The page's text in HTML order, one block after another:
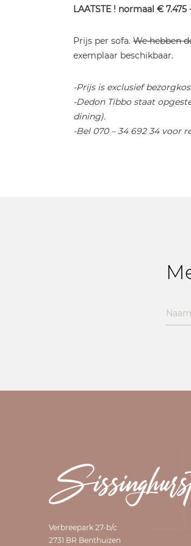
LAATSTE ! normaal €
Prijs per sofa. We hebben
exemplaar beschikbaar.
-Prijs is exclusief
-Dedon Tibbo staat
dining).
-Bel 070 – 34 692 34 voor
Verbreepark 27-b/c
2731 BR Benthuizen